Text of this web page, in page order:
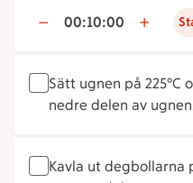
00:10:00
Sätt ugnen på 225°C
nedre delen av
Kavla ut degbollarna